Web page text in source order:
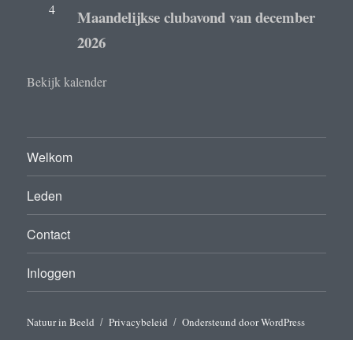
4
Maandelijkse clubavond van december
2026
Bekijk kalender
Welkom
Leden
Contact
Inloggen
Natuur in Beeld Privacybeleid Ondersteund door WordPress